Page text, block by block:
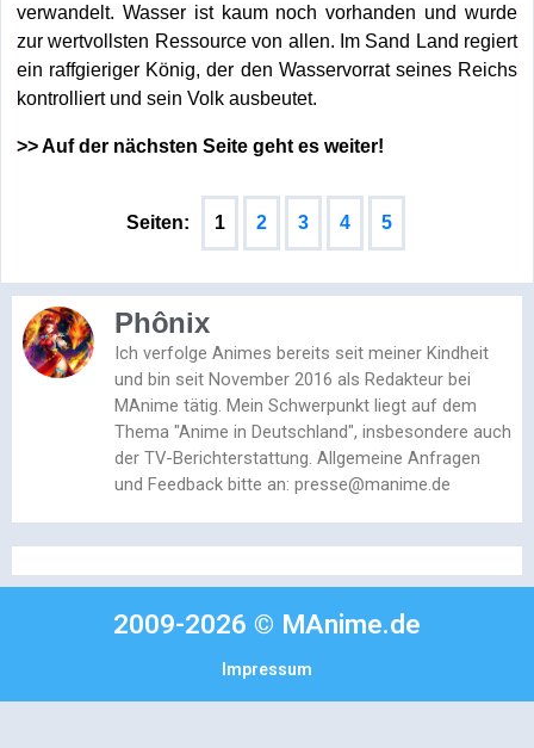
verwandelt. Wasser ist kaum noch vorhanden und wurde
zur wertvollsten Ressource von allen. Im Sand Land regiert
ein raffgieriger König, der den Wasservorrat seines Reichs
kontrolliert und sein Volk ausbeutet.
>> Auf der nächsten Seite geht es weiter!
Seiten: 1 2 3 4 5
Phônix
Ich verfolge Animes bereits seit meiner Kindheit
und bin seit November 2016 als Redakteur bei
MAnime tätig. Mein Schwerpunkt liegt auf dem
Thema "Anime in Deutschland", insbesondere auch
der TV-Berichterstattung. Allgemeine Anfragen
und Feedback bitte an: presse@manime.de
2009-2026 © MAnime.de
Impressum